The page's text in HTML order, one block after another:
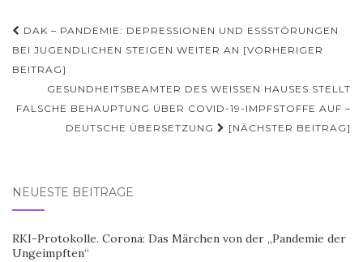
Beitragsnavigation
DAK – PANDEMIE: DEPRESSIONEN UND ESSSTÖRUNGEN
BEI JUGENDLICHEN STEIGEN WEITER AN [VORHERIGER
BEITRAG]
GESUNDHEITSBEAMTER DES WEISSEN HAUSES STELLT F
ALSCHE BEHAUPTUNG ÜBER COVID-19-IMPFSTOFFE AUF – D
EUTSCHE ÜBERSETZUNG
[NÄCHSTER BEITRAG]
NEUESTE BEITRÄGE
RKI-Protokolle. Corona: Das Märchen von der „Pandemie der
Ungeimpften“